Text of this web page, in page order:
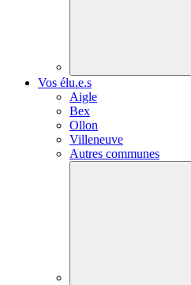
Vos élu.e.s
Aigle
Bex
Ollon
Villeneuve
Autres communes